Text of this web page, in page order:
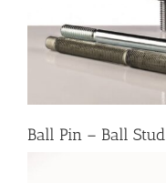
Ball Pin – Ball Stud